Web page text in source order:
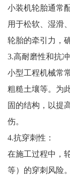
小装机轮胎通常
用于松软、湿滑
轮胎的牵引力，
3.高耐磨性和抗冲
小型工程机械常
粗糙土壤等。为
固的结构，以提
伤。
4.抗穿刺性：
在施工过程中，
等）的穿刺风险